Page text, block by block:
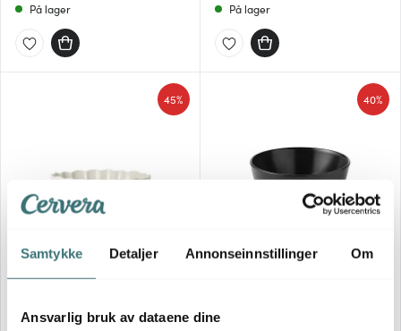
Samtykke Detaljer Annonseinnstillinger Om
Ansvarlig bruk av dataene dine
På lager På lager
Stiernholm
318 kr 579 kr
45%
Aida
59 kr
40%